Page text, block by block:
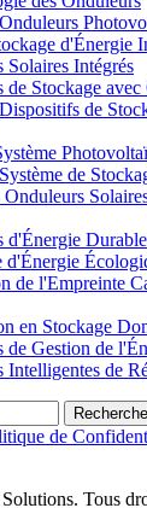
d'Énergie
Solaires Intégrés
de Stockage
de
de
Onduleurs
d'Énergie Durable
d'Énergie
de l'Empreinte
en Stockage
de Gestion de
Intelligentes de
de
Tous